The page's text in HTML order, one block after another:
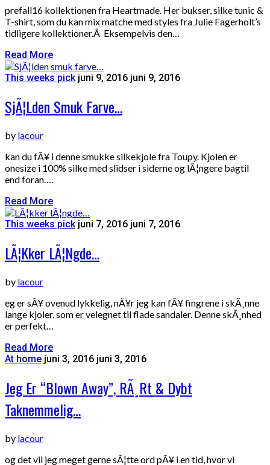
prefall16 kollektionen fra Heartmade. Her bukser, silke tunic &
T-shirt, som du kan mix matche med styles fra Julie Fagerholt’s
tidligere kollektioner.Â Eksempelvis den…
Read More
This weeks pick juni 9, 2016 juni 9, 2016
SjÃ¦lden Smuk Farve…
by lacour
kan du fÃ¥ i denne smukke silkekjole fra Toupy. Kjolen er
onesize i 100% silke med slidser i siderne og lÃ¦ngere bagtil
end foran….
Read More
This weeks pick juni 7, 2016 juni 7, 2016
LÃ¦kker LÃ¦ngde…
by lacour
eg er sÃ¥ ovenud lykkelig, nÃ¥r jeg kan fÃ¥ fingrene i skÃ¸nne
lange kjoler, som er velegnet til flade sandaler. Denne skÃ¸nhed
er perfekt…
Read More
At home juni 3, 2016 juni 3, 2016
Jeg Er “blown Away”, RÃ¸rt & Dybt
Taknemmelig…
by lacour
og det vil jeg meget gerne sÃ¦tte ord pÃ¥ i en tid, hvor vi